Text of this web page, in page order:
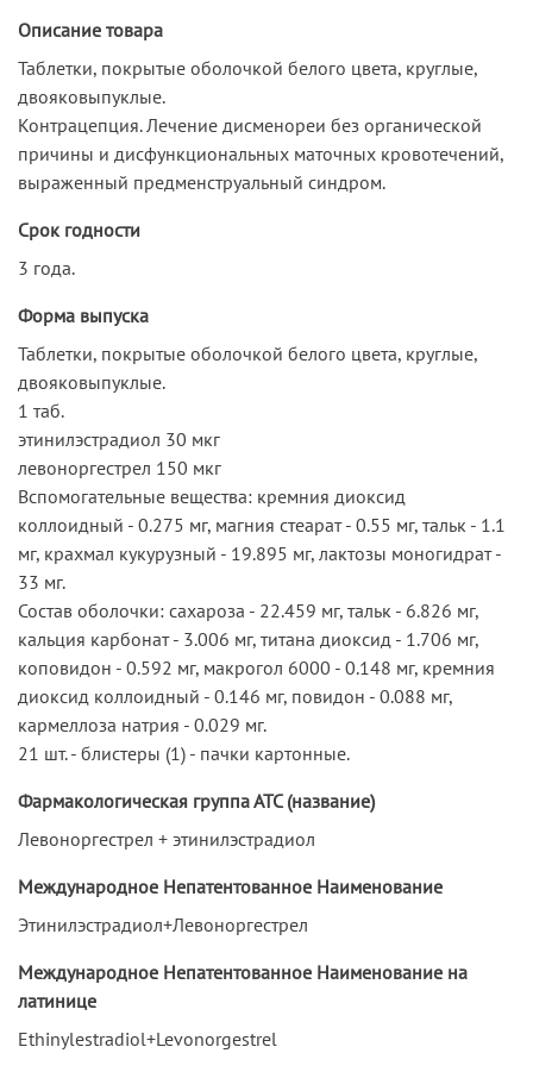
Описание товара
Таблетки, покрытые оболочкой белого цвета, круглые,
двояковыпуклые.
Контрацепция. Лечение дисменореи без органической
причины и дисфункциональных маточных кровотечений,
выраженный предменструальный синдром.
Срок годности
3 года.
Форма выпуска
Таблетки, покрытые оболочкой белого цвета, круглые,
двояковыпуклые.
1 таб.
этинилэстрадиол 30 мкг
левоноргестрел 150 мкг
Вспомогательные вещества: кремния диоксид
коллоидный - 0.275 мг, магния стеарат - 0.55 мг, тальк - 1.1
мг, крахмал кукурузный - 19.895 мг, лактозы моногидрат -
33 мг.
Состав оболочки: сахароза - 22.459 мг, тальк - 6.826 мг,
кальция карбонат - 3.006 мг, титана диоксид - 1.706 мг,
коповидон - 0.592 мг, макрогол 6000 - 0.148 мг, кремния
диоксид коллоидный - 0.146 мг, повидон - 0.088 мг,
кармеллоза натрия - 0.029 мг.
21 шт. - блистеры (1) - пачки картонные.
Фармакологическая группа АТС (название)
Левоноргестрел + этинилэстрадиол
Международное Непатентованное Наименование
Этинилэстрадиол+Левоноргестрел
Международное Непатентованное Наименование на
латинице
Ethinylestradiol+Levonorgestrel